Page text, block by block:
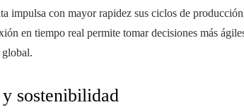
impulsa con mayor rapidez sus ciclos de
en tiempo real permite tomar decisiones más
sostenibilidad